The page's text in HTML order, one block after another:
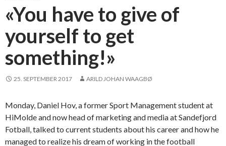
a
d
a
t
e
s
s
f
u
t
«You have to give of
yourself to get
something!»
25. SEPTEMBER 2017 ARILD JOHAN WAAGBØ
Monday, Daniel Hov, a former Sport Management student at
HiMolde and now head of marketing and media at Sandefjord
Fotball, talked to current students about his career and how he
managed to realize his dream of working in the football